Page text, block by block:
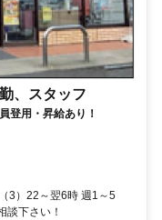
、スタッフ
登用・昇給あり！
3）22～翌6時 週1～5
談下さい！